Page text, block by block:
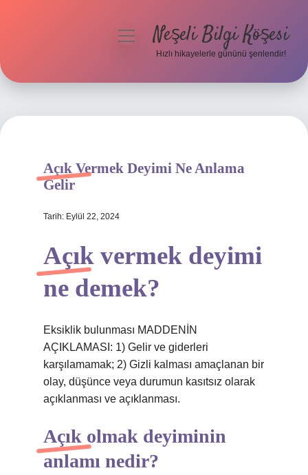
Hakkımızda
menüyüNeşeli Bilgi Köşesi
Hızlı hikayelerle gününü şenlendir!
Açık Vermek Deyimi Ne Anlama
Gelir
Tarih: Eylül 22, 2024
Açık vermek deyimi
ne demek?
Eksiklik bulunması MADDENİN
AÇIKLAMASI: 1) Gelir ve giderleri
karşılamamak; 2) Gizli kalması amaçlanan bir
olay, düşünce veya durumun kasıtsız olarak
açıklanması ve açıklanması.
Açık olmak deyiminin
anlamı nedir?